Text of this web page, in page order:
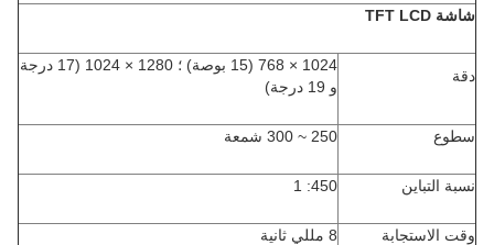
شاشة TFT LCD
دقة
1024 × 768 (15 بوصة) ؛ 1280 × 1024 (17 درجة
و 19 درجة)
سطوع 250 ~ 300 شمعة
نسبة التباين 450: 1
وقت الاستجابة 8 مللي ثانية